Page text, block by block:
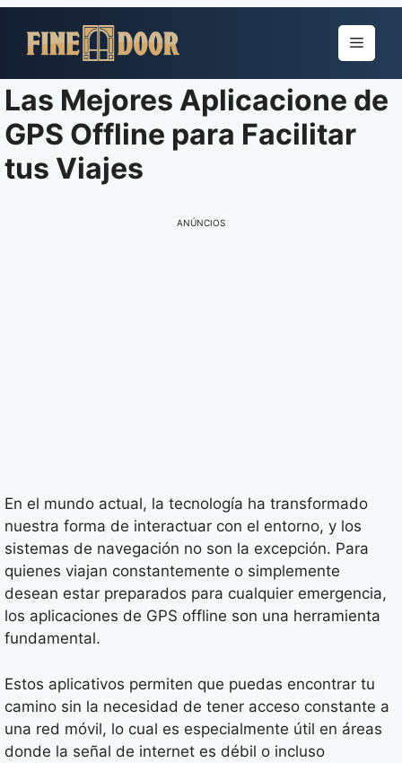
para
conteúdo
Menu
Las Mejores Aplicacione de
GPS Offline para Facilitar
tus Viajes
ANÚNCIOS
En el mundo actual, la tecnología ha transformado
nuestra forma de interactuar con el entorno, y los
sistemas de navegación no son la excepción. Para
quienes viajan constantemente o simplemente
desean estar preparados para cualquier emergencia,
los aplicaciones de GPS offline son una herramienta
fundamental.
Estos aplicativos permiten que puedas encontrar tu
camino sin la necesidad de tener acceso constante a
una red móvil, lo cual es especialmente útil en áreas
donde la señal de internet es débil o incluso